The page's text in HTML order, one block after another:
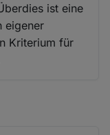
ist eine
eigener
Kriterium für